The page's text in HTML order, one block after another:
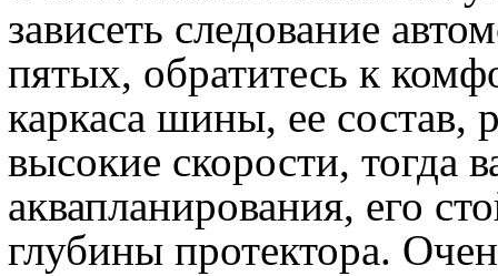
зависеть следование
пятых, обратитесь к
каркаса шины, ее состав,
высокие скорости, тогда
аквапланирования, его
глубины протектора.